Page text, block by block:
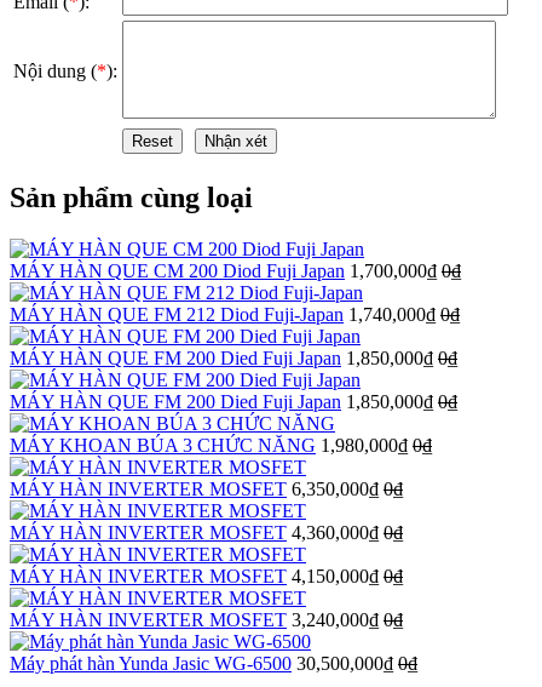
Nội dung (*):
Sản phẩm cùng loại
MÁY HÀN QUE CM 200 Diod Fuji Japan 1,700,000₫ 0₫
MÁY HÀN QUE FM 212 Diod Fuji-Japan 1,740,000₫ 0₫
MÁY HÀN QUE FM 200 Died Fuji Japan 1,850,000₫ 0₫
MÁY HÀN QUE FM 200 Died Fuji Japan 1,850,000₫ 0₫
MÁY KHOAN BÚA 3 CHỨC NĂNG 1,980,000₫ 0₫
MÁY HÀN INVERTER MOSFET 6,350,000₫ 0₫
MÁY HÀN INVERTER MOSFET 4,360,000₫ 0₫
MÁY HÀN INVERTER MOSFET 4,150,000₫ 0₫
MÁY HÀN INVERTER MOSFET 3,240,000₫ 0₫
Máy phát hàn Yunda Jasic WG-6500 30,500,000₫ 0₫